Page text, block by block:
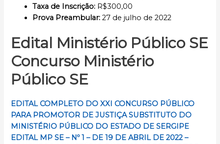
Taxa de Inscrição: R$300,00
Prova Preambular: 27 de julho de 2022
Edital Ministério Público SE
Concurso Ministério
Público SE
EDITAL COMPLETO DO XXI CONCURSO PÚBLICO
PARA PROMOTOR DE JUSTIÇA SUBSTITUTO DO
MINISTÉRIO PÚBLICO DO ESTADO DE SERGIPE
EDITAL MP SE – Nº 1 – DE 19 DE ABRIL DE 2022 –